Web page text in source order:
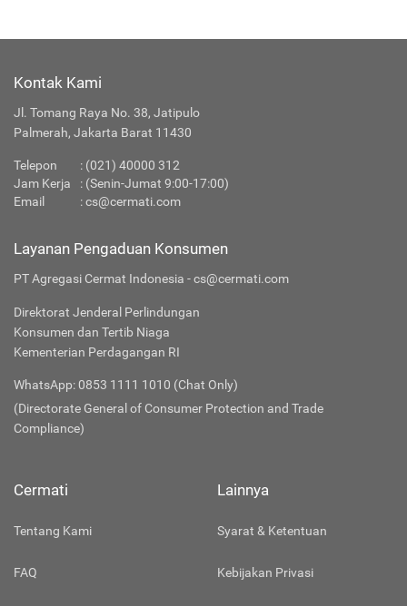
Kontak Kami
Jl. Tomang Raya No. 38, Jatipulo
Palmerah, Jakarta Barat 11430
Telepon : (021) 40000 312
Jam Kerja
: (Senin-Jumat 9:00-17:00)
Email
:cs@cermati.com
Layanan Pengaduan Konsumen
PT Agregasi Cermat Indonesia - cs@cermati.com
Direktorat Jenderal Perlindungan
Konsumen dan Tertib Niaga
Kementerian Perdagangan RI
WhatsApp: 0853 1111 1010 (Chat Only)
(Directorate General of Consumer Protection and Trade
Compliance)
Cermati
Tentang Kami
FAQ
Lainnya
Syarat & Ketentuan
Kebijakan Privasi